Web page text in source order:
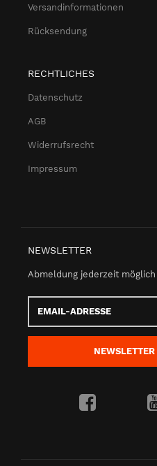
Versandinformationen
Rücksendung
RECHTLICHES
Datenschutz
AGB
Widerrufsrecht
Impressum
NEWSLETTER
Abmeldung jederzeit möglich
Adresse
NEWSLETTER